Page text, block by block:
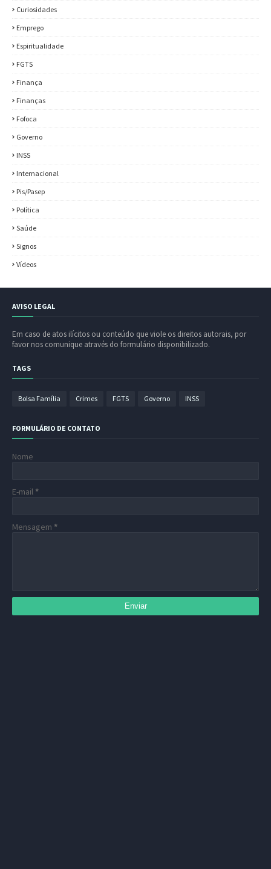
Curiosidades
Emprego
Espiritualidade
FGTS
Finança
Finanças
Fofoca
Governo
INSS
Internacional
Pis/Pasep
Política
Saúde
Signos
Vídeos
AVISO LEGAL
Em caso de atos ilícitos ou conteúdo que viole os direitos autorais, por
favor nos comunique através do formulário disponibilizado.
TAGS
Bolsa Família Crimes FGTS Governo INSS
FORMULÁRIO DE CONTATO
Nome
E-mail *
Mensagem *